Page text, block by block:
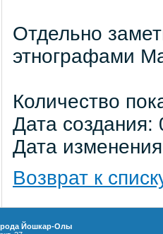
Отдельно
этнографами
Количество
Дата
Дата
Возврат к
Йошкар-Олы